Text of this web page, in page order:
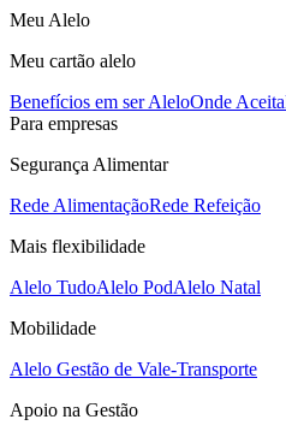
Meu Alelo
Meu cartão alelo
Benefícios em ser AleloOnde Aceita
Para empresas
Segurança Alimentar
Rede AlimentaçãoRede Refeição
Mais flexibilidade
Alelo TudoAlelo PodAlelo Natal
Mobilidade
Alelo Gestão de Vale-Transporte
Apoio na Gestão